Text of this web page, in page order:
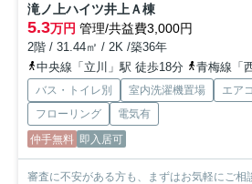
滝ノ上ハイツ井上Ａ棟
5.3万円 管理/共益費3,000円
2階 / 31.44㎡ / 2K /築36年
中央線「立川」駅 徒歩18分
青梅線「
バス・トイレ別 室内洗濯機置場 エア
フローリング
電気有
仲手無料 即入居可
審査に不安がある方も、まずはお気軽にご相談ください